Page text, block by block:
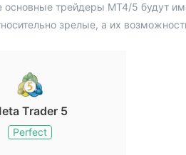
трейдеры MT4/5 будут
зрелые, а их
Trader 5
Perfect